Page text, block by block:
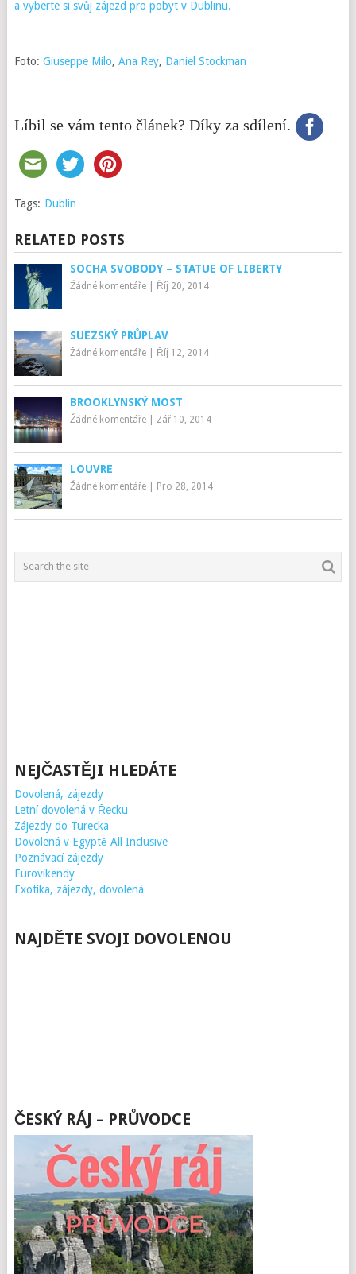
a vyberte si svůj zájezd pro pobyt v Dublinu.
Foto: Giuseppe Milo, Ana Rey, Daniel Stockman
Líbil se vám tento článek? Díky za sdílení.
Tags: Dublin
RELATED POSTS
SOCHA SVOBODY – STATUE OF LIBERTY
Žádné komentáře| Říj 20, 2014
SUEZSKÝ PRŮPLAV
Žádné komentáře| Říj 12, 2014
BROOKLYNSKÝ MOST
Žádné komentáře| Zář 10, 2014
LOUVRE
Žádné komentáře| Pro 28, 2014
NEJČASTĚJI HLEDÁTE
Dovolená, zájezdy
Letní dovolená v Řecku
Zájezdy do Turecka
Dovolená v Egyptě All Inclusive
Poznávací zájezdy
Eurovíkendy
Exotika, zájezdy, dovolená
NAJDĚTE SVOJI DOVOLENOU
ČESKÝ RÁJ – PRŮVODCE